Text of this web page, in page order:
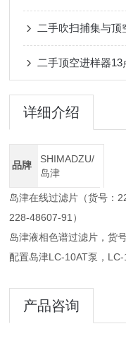
二手吹扫捕集与顶
二手顶空进样器
详细介绍
品牌
SHIMADZU/
岛津
岛津在线过滤片（货号：
228-48607-91）
岛津液相色谱过滤片，货
配置岛津LC-10AT泵，
产品咨询